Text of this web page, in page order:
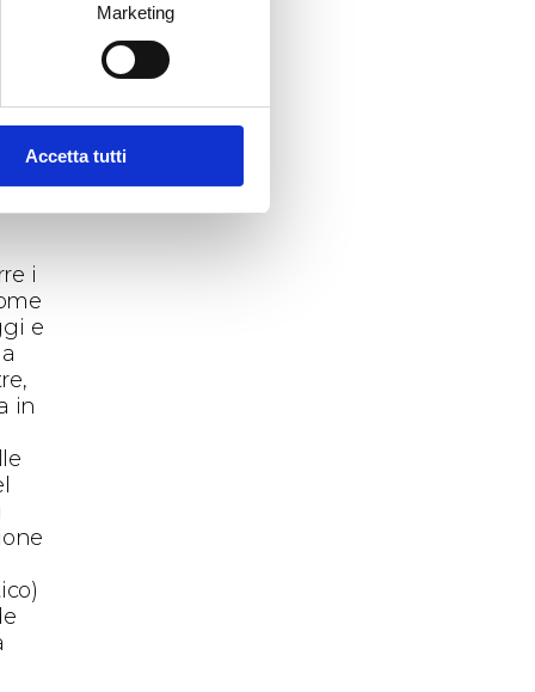
Marketing
Accetta tutti
i
e
in